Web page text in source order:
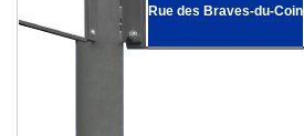
Rue des Braves-du-Coin